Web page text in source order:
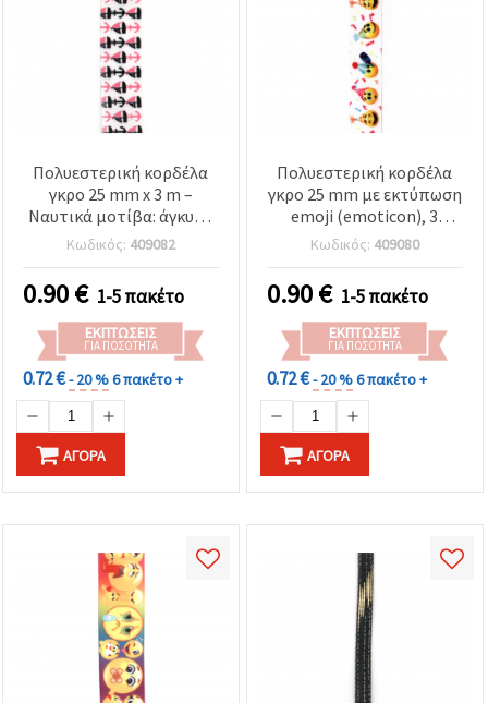
Πολυεστερική κορδέλα
γκρο 25 mm x 3 m –
Ναυτικά μοτίβα: άγκυρα
& καραβάκι – για
διακόσμηση,
χειροτεχνίες,
scrapbooking και
περιτύλιγμα δώρων
Κωδικός: 409082
0.90€ 1-5 πακέτο
ΕΚΠΤΏΣΕΙΣ
ΓΙΑ ΠΟΣΌΤΗΤΑ
0.72 €- 20 %6 πακέτο +
ΑΓΟΡΆ
Πολυεστερική κορδέλα
γκρο 25 mm με εκτύπωση
emoji (emoticon), 3
μέτρα
Κωδικός: 409080
0.90€ 1-5 πακέτο
ΕΚΠΤΏΣΕΙΣ
ΓΙΑ ΠΟΣΌΤΗΤΑ
0.72 €- 20 %6 πακέτο +
ΑΓΟΡΆ